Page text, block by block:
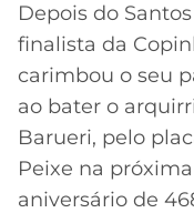
BETBOOM
CÓDIGO
DE
BET365
SÃO
PAULO
SÉRIE
COPA
DO
MÍDIA
ESPORTIVA
MERCADO
BOLA
PALPITES
Acesse o
no Twitter
Depois do
finalista da
carimbou o seu
ao bater o
Barueri, pelo
Peixe na
aniversário de